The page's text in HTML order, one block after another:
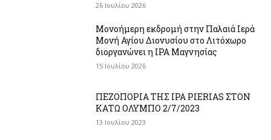
26 Ιουλίου 2026
Μονοήμερη εκδρομή στην Παλαιά Ιερά
Μονή Αγίου Διονυσίου στο Λιτόχωρο
διοργανώνει η IPA Μαγνησίας
15 Ιουλίου 2026
ΠΕΖΟΠΟΡΙΑ ΤΗΣ IPA PIERIAS ΣΤΟΝ
ΚΑΤΩ ΟΛΥΜΠΟ 2/7/2023
13 Ιουλίου 2023